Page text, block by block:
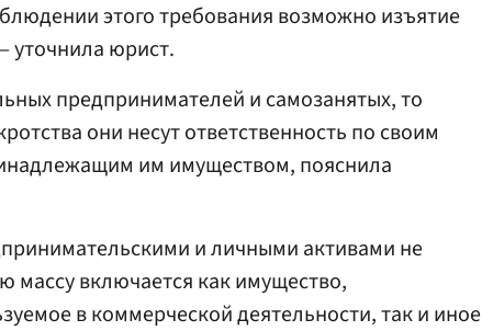
этого требования возможно изъятие
юрист.
предпринимателей и самозанятых, то
они несут ответственность по своим
им имуществом, пояснила
и личными активами не
массу включается как имущество,
в коммерческой деятельности, так и иное